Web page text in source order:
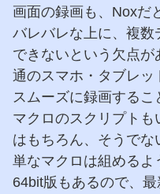
画面の録画も、Noxだ
バレバレな上に、複
できないという欠点
通のスマホ・タブレッ
スムーズに録画するこ
マクロのスクリプトも
はもちろん、そうで
単なマクロは組めるよ
64bit版もあるので、